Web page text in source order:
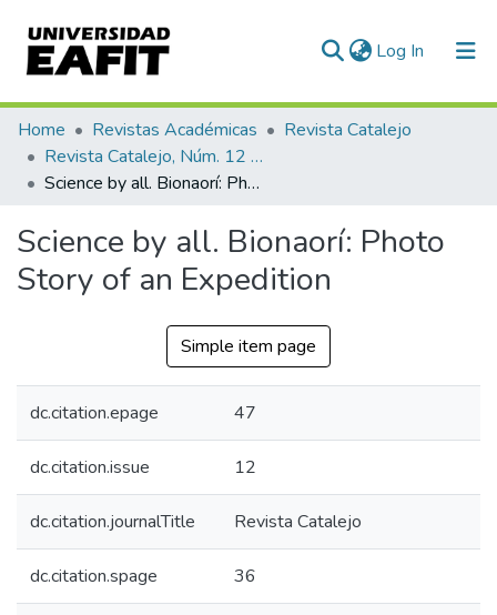
Log In (current)
Communities & Collections
All of DSpace
Home Revistas Académicas
Revista Catalejo
Revista Catalejo, Núm. 12 (2019)
Science by all. Bionaorí: Photo Story of an Expedition
Science by all. Bionaorí: Photo
Story of an Expedition
Simple item page
dc.citation.epage 47
dc.citation.issue 12
dc.citation.journalTitle Revista Catalejo
dc.citation.spage 36